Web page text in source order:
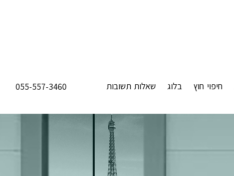
חיפוי חוץ בלוג שאלות תשובות 055-557-3460